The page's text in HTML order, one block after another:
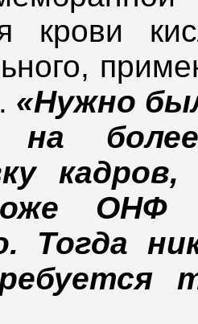
крови
«Нужно
на
ОНФ
Тогда